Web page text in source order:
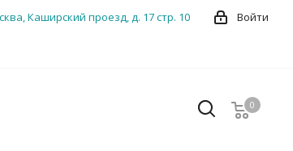
Войти
Каширский проезд, д. 17 стр. 10
0
0